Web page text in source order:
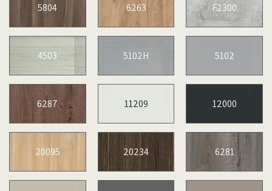
F2300
6263
5804
5102
5102H
4503
12000
11209
6287
6281
20234
20095